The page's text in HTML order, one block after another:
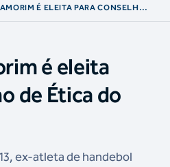
É ELEITA PARA CONSELHO
é eleita
de Ética do
ex-atleta de handebol